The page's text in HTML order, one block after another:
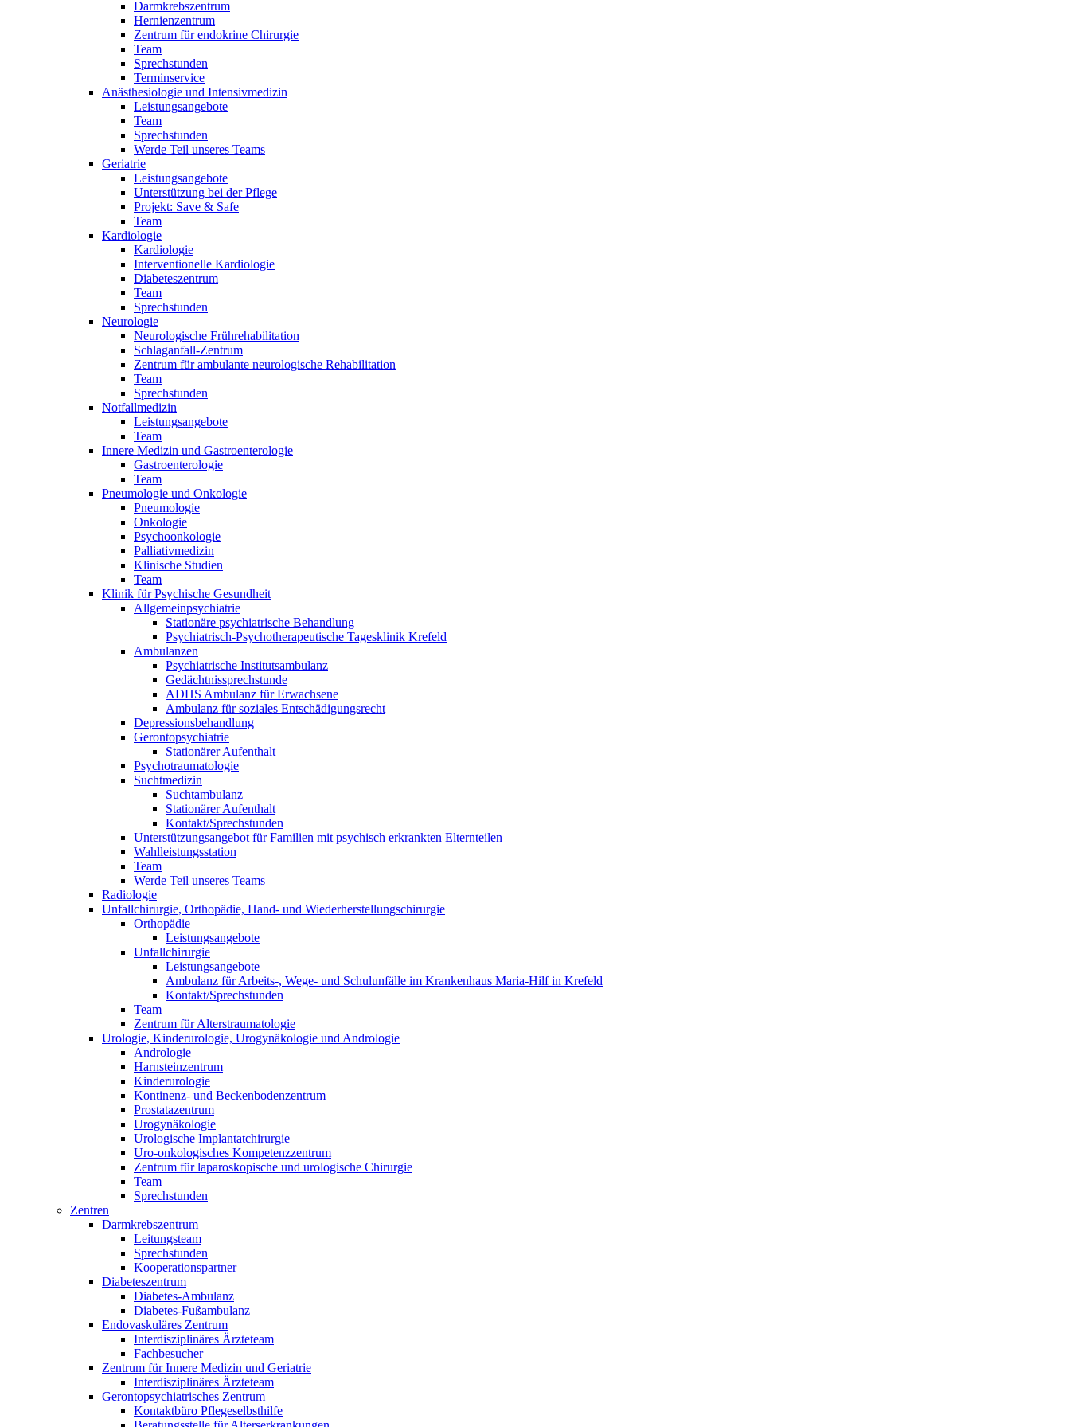
Darmkrebszentrum
Hernienzentrum
Zentrum für endokrine Chirurgie
Team
Sprechstunden
Terminservice
Anästhesiologie und Intensivmedizin
Leistungsangebote
Team
Sprechstunden
Werde Teil unseres Teams
Geriatrie
Leistungsangebote
Unterstützung bei der Pflege
Projekt: Save & Safe
Team
Kardiologie
Kardiologie
Interventionelle Kardiologie
Diabeteszentrum
Team
Sprechstunden
Neurologie
Neurologische Frührehabilitation
Schlaganfall-Zentrum
Zentrum für ambulante neurologische Rehabilitation
Team
Sprechstunden
Notfallmedizin
Leistungsangebote
Team
Innere Medizin und Gastroenterologie
Gastroenterologie
Team
Pneumologie und Onkologie
Pneumologie
Onkologie
Psychoonkologie
Palliativmedizin
Klinische Studien
Team
Klinik für Psychische Gesundheit
Allgemeinpsychiatrie
Stationäre psychiatrische Behandlung
Psychiatrisch-Psychotherapeutische Tagesklinik Krefeld
Ambulanzen
Psychiatrische Institutsambulanz
Gedächtnissprechstunde
ADHS Ambulanz für Erwachsene
Ambulanz für soziales Entschädigungsrecht
Depressionsbehandlung
Gerontopsychiatrie
Stationärer Aufenthalt
Psychotraumatologie
Suchtmedizin
Suchtambulanz
Stationärer Aufenthalt
Kontakt/Sprechstunden
Unterstützungsangebot für Familien mit psychisch erkrankten Elternteilen
Wahlleistungsstation
Team
Werde Teil unseres Teams
Radiologie
Unfallchirurgie, Orthopädie, Hand- und Wiederherstellungschirurgie
Orthopädie
Leistungsangebote
Unfallchirurgie
Leistungsangebote
Ambulanz für Arbeits-, Wege- und Schulunfälle im Krankenhaus Maria-Hilf in Krefeld
Kontakt/Sprechstunden
Team
Zentrum für Alterstraumatologie
Urologie, Kinderurologie, Urogynäkologie und Andrologie
Andrologie
Harnsteinzentrum
Kinderurologie
Kontinenz- und Beckenbodenzentrum
Prostatazentrum
Urogynäkologie
Urologische Implantatchirurgie
Uro-onkologisches Kompetenzzentrum
Zentrum für laparoskopische und urologische Chirurgie
Team
Sprechstunden
Zentren
Darmkrebszentrum
Leitungsteam
Sprechstunden
Kooperationspartner
Diabeteszentrum
Diabetes-Ambulanz
Diabetes-Fußambulanz
Endovaskuläres Zentrum
Interdisziplinäres Ärzteteam
Fachbesucher
Zentrum für Innere Medizin und Geriatrie
Interdisziplinäres Ärzteteam
Gerontopsychiatrisches Zentrum
Kontaktbüro Pflegeselbsthilfe